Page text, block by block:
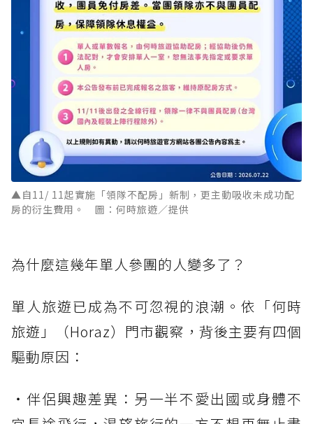
▲自11/ 11起實施「領隊不配房」新制，更主動吸收未成功配
房的衍生費用。 圖：何時旅遊／提供
為什麼這幾年單人參團的人變多了？
單人旅遊已成為不可忽視的浪潮。依「何時
旅遊」（Horaz）門市觀察，背後主要有四個
驅動原因：
・伴侶興趣差異：另一半不愛出國或身體不